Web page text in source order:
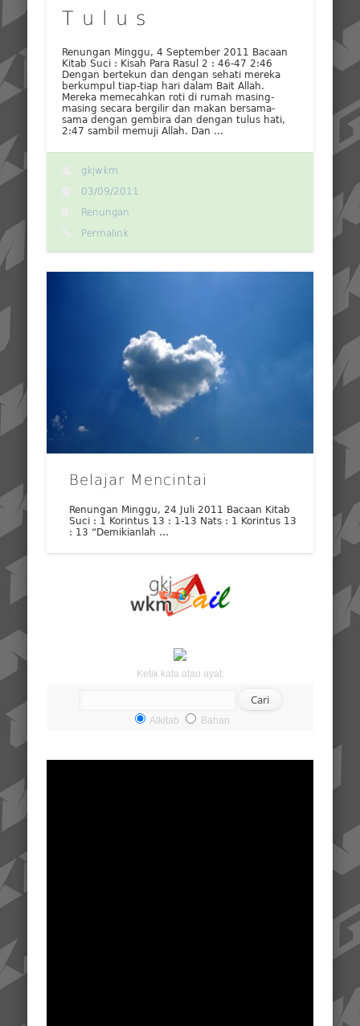
T u l u s
Renungan Minggu, 4 September 2011 Bacaan
Kitab Suci : Kisah Para Rasul 2 : 46-47 2:46
Dengan bertekun dan dengan sehati mereka
berkumpul tiap-tiap hari dalam Bait Allah.
Mereka memecahkan roti di rumah masing-
masing secara bergilir dan makan bersama-
sama dengan gembira dan dengan tulus hati,
2:47 sambil memuji Allah. Dan …
gkjwkm
03/09/2011
Renungan
Permalink
Belajar Mencintai
Renungan Minggu, 24 Juli 2011 Bacaan Kitab
Suci : 1 Korintus 13 : 1-13 Nats : 1 Korintus 13
: 13 “Demikianlah …
Ketik kata atau ayat:
Alkitab Bahan